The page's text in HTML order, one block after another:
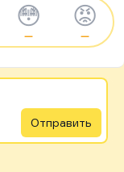
😳
—
😡
—
Отправить